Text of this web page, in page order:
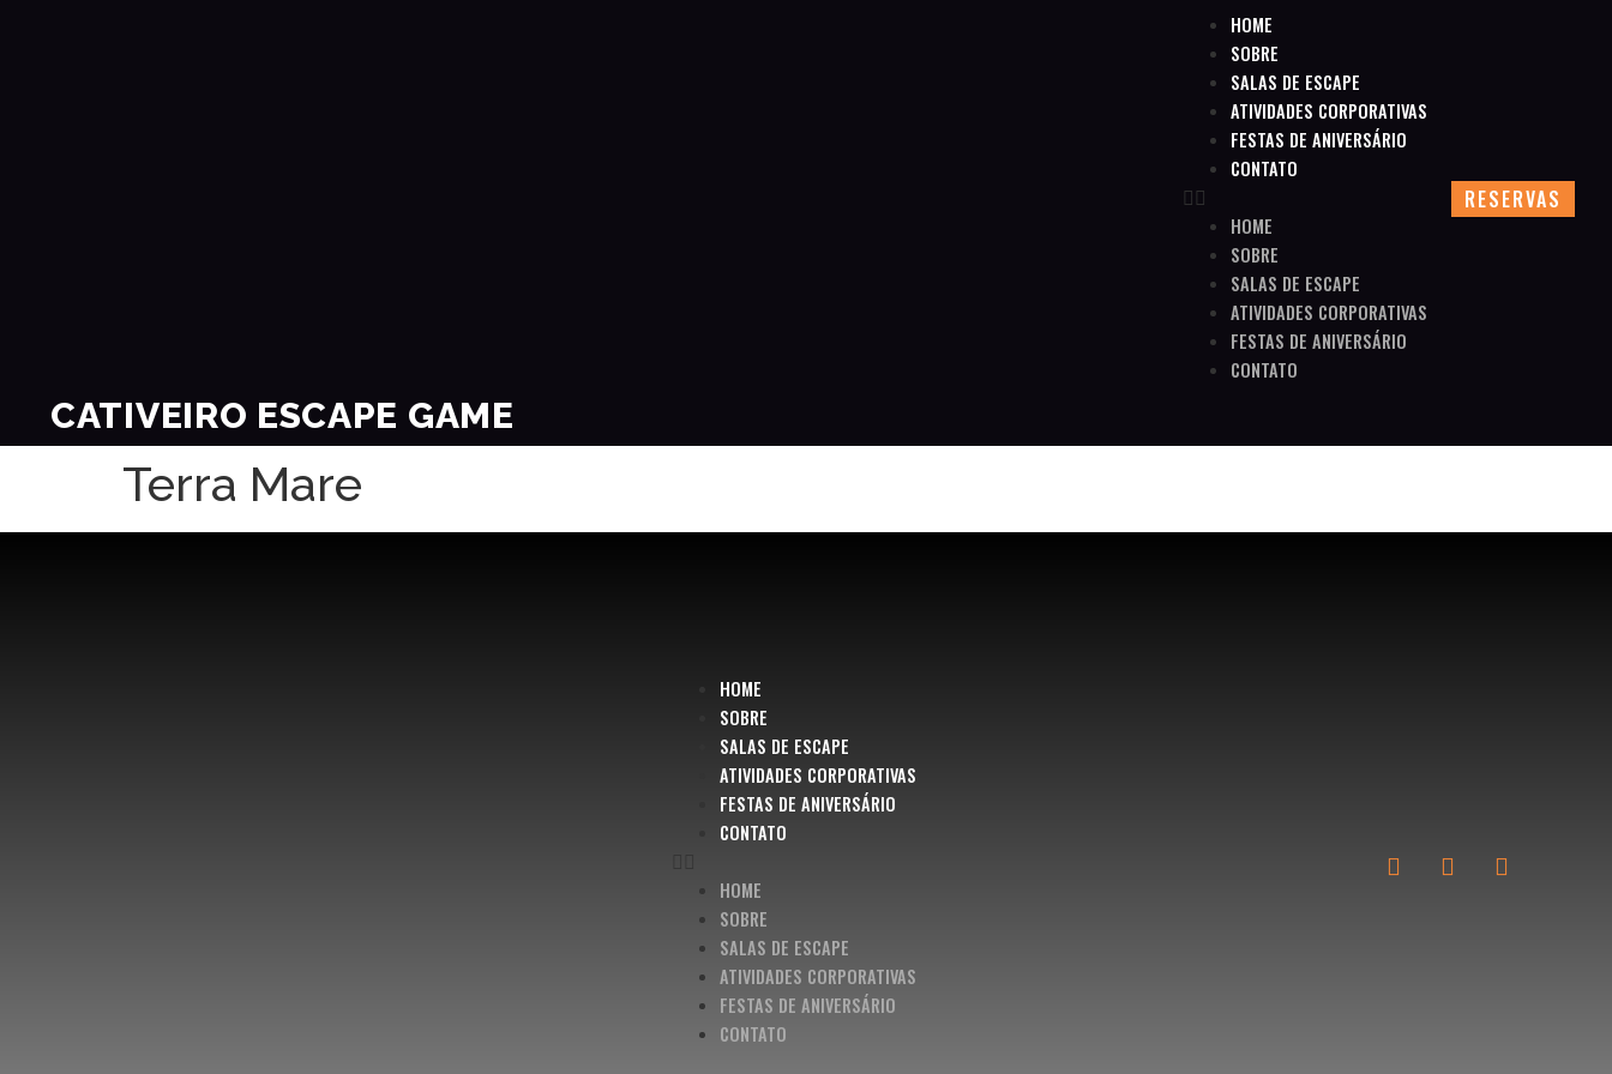
HOME
SOBRE
SALAS DE ESCAPE
ATIVIDADES CORPORATIVAS
FESTAS DE ANIVERSÁRIO
CONTATO
HOME
SOBRE
SALAS DE ESCAPE
ATIVIDADES CORPORATIVAS
FESTAS DE ANIVERSÁRIO
CONTATO
RESERVAS
CATIVEIRO ESCAPE GAME
Terra Mare
HOME
SOBRE
SALAS DE ESCAPE
ATIVIDADES CORPORATIVAS
FESTAS DE ANIVERSÁRIO
CONTATO
HOME
SOBRE
SALAS DE ESCAPE
ATIVIDADES CORPORATIVAS
FESTAS DE ANIVERSÁRIO
CONTATO